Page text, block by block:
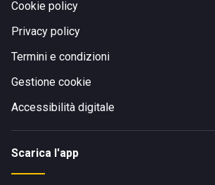
Cookie policy
Privacy policy
Termini e condizioni
Gestione cookie
Accessibilità digitale
Scarica l'app